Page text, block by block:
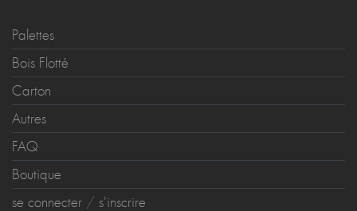
Palettes
Bois Flotté
Carton
Autres
FAQ
Boutique
se connecter / s'inscrire